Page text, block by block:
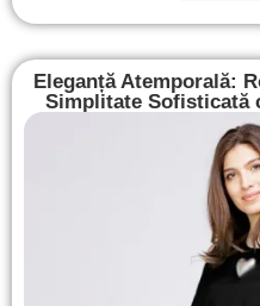
Eleganță Atemporală:
Simplitate Sofisticată